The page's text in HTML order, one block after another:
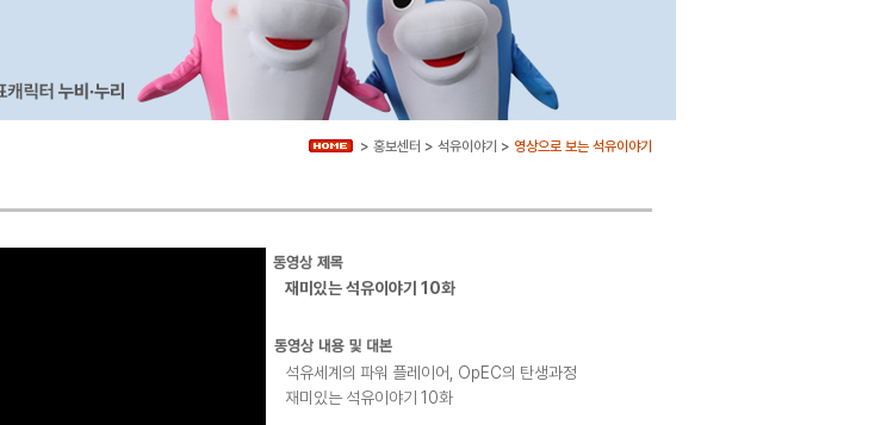
> 홍보센터 > 석유이야기 > 영상으로 보는 석유이야기
재미있는 석유이야기 10화
석유세계의 파워 플레이어, OpEC의 탄생과정
재미있는 석유이야기 10화